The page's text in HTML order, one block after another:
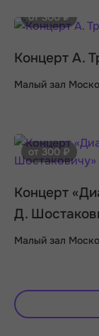
от 300 ₽
Концерт А.
Малый зал
от 300 ₽
Концерт
Д.
Малый зал